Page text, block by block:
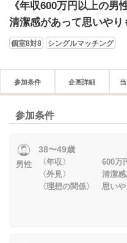
《年収600万円以上の男性
清潔感があって思いやり
個室8対8 シングルマッチング
参加条件 企画詳細
参加条件
男性
38〜49歳
〈年収〉 600万円
〈外見〉 清潔感あ
〈理想の関係〉 思い